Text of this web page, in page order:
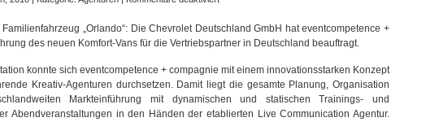
veredelt
Deutschlandpremiere
Chevrolet
Orlando
„Orlando“: Die Chevrolet Deutschland GmbH hat eventcompetence +
des neuen Komfort-Vans für die Vertriebspartner in Deutschland beauftragt.
konnte sich eventcompetence + compagnie mit einem innovationsstarken Konzept
Kreativ-Agenturen durchsetzen. Damit liegt die gesamte Planung, Organisation
Markteinführung mit dynamischen und statischen Trainings- und
Abendveranstaltungen in den Händen der etablierten Live Communication Agentur.